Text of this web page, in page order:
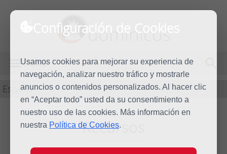
Configuración de Cookies
Usamos cookies para mejorar su experiencia de
navegación, analizar nuestro tráfico y mostrarle
anuncios o contenidos personalizados. Al hacer clic
en “Aceptar todo” usted da su consentimiento a
nuestro uso de las cookies. Más información en
nuestra Política de Cookies.
dominicos
MENÚ
Estudio
Recursos